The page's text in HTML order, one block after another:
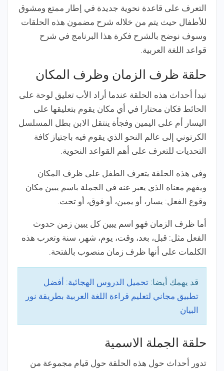
التعرف على قاعدة نحوية جديدة في إطار ممتع ومشوق
للأطفال حيث يتم من خلاله شرح مضمون هذه الحلقات
وسوف نوضح بالشرح فكرة هذا البرنامج في شرح
قواعد اللغة العربية.
حلقة ظرف الزمان وظرف المكان
تبدأ أحداث هذه الحلقة عندما أراد الأب تعليق لوحة على
الحائط فكان محتارا في أي مكان يقوم بتعليقها على
اليسار أم على اليمين وفجأة ينتقل الابن بطل المسلسل
الكرتوني إلى عالم النحو الذي يقوم فيه باجتياز كافة
التحديات للتعرف على أهم القواعد النحوية.
وفي هذه الحلقة يتعرف الطفل على ظرف المكان
ويفهم معناه الذي يعبر عنه في الجملة باسم يبين مكان
وقوع الفعل: يسار، أو يمين، أو فوق، أو تحت.
أما ظرف الزمان فهو اسم يبين كل يبين زمن حدوث
الفعل مثل: قبل، بعد، وقت، يوم، شهر، سنة وتعرب هذه
الكلمات على أنها ظرف زمان منصوب بالفتحة.
قد يهمك أيضا: تحميل الدروس الهجائية: أفضل
تطبيق مجاني لتعليم قراءة اللغة العربية بطريقة نور
البيان
حلقة الجملة الاسمية
تدور أحداث حول هذه الحلقة حول قيام مجموعة من